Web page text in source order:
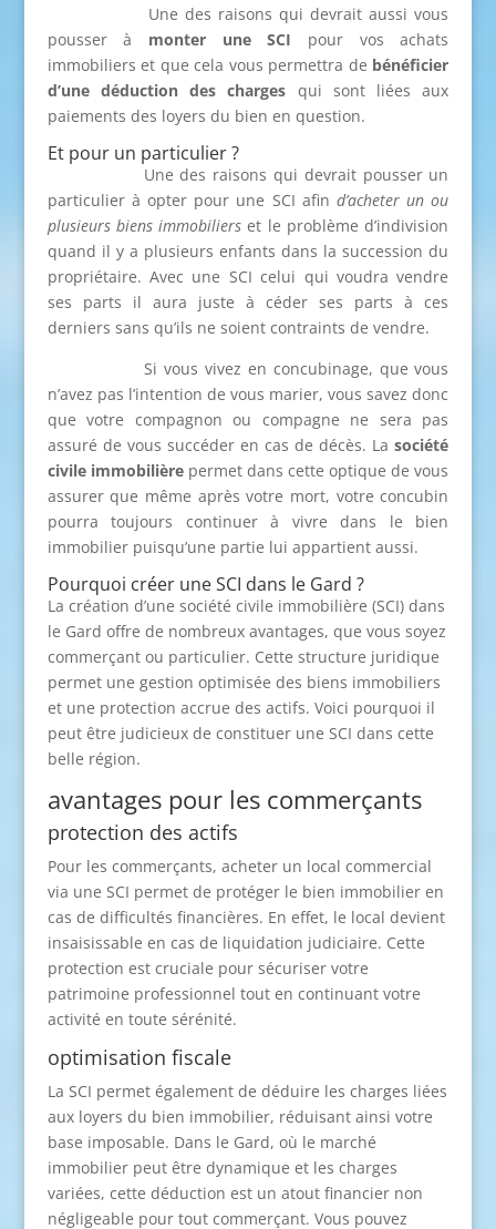
Une des raisons qui devrait aussi vous
pousser à monter une SCI pour vos achats
immobiliers et que cela vous permettra de bénéficier
d’une déduction des charges qui sont liées aux
paiements des loyers du bien en question.
Et pour un particulier ?
Une des raisons qui devrait pousser un
particulier à opter pour une SCI afind’acheter un ou
plusieurs biens immobiliers et le problème d’indivision
quand il y a plusieurs enfants dans la succession du
propriétaire. Avec une SCI celui qui voudra vendre
ses parts il aura juste à céder ses parts à ces
derniers sans qu’ils ne soient contraints de vendre.
Si vous vivez en concubinage, que vous
n’avez pas l’intention de vous marier, vous savez donc
que votre compagnon ou compagne ne sera pas
assuré de vous succéder en cas de décès. Lasociété
civile immobilièrepermet dans cette optique de vous
assurer que même après votre mort, votre concubin
pourra toujours continuer à vivre dans le bien
immobilier puisqu’une partie lui appartient aussi.
Pourquoi créer une SCI dans le Gard ?
La création d’une société civile immobilière (SCI) dans
le Gard offre de nombreux avantages, que vous soyez
commerçant ou particulier. Cette structure juridique
permet une gestion optimisée des biens immobiliers
et une protection accrue des actifs. Voici pourquoi il
peut être judicieux de constituer une SCI dans cette
belle région.
avantages pour les commerçants
protection des actifs
Pour les commerçants, acheter un local commercial
via une SCI permet de protéger le bien immobilier en
cas de difficultés financières. En effet, le local devient
insaisissable en cas de liquidation judiciaire. Cette
protection est cruciale pour sécuriser votre
patrimoine professionnel tout en continuant votre
activité en toute sérénité.
optimisation fiscale
La SCI permet également de déduire les charges liées
aux loyers du bien immobilier, réduisant ainsi votre
base imposable. Dans le Gard, où le marché
immobilier peut être dynamique et les charges
variées, cette déduction est un atout financier non
négligeable pour tout commerçant. Vous pouvez